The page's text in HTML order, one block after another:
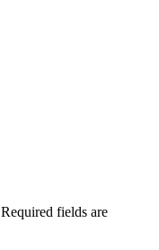
Required fields are